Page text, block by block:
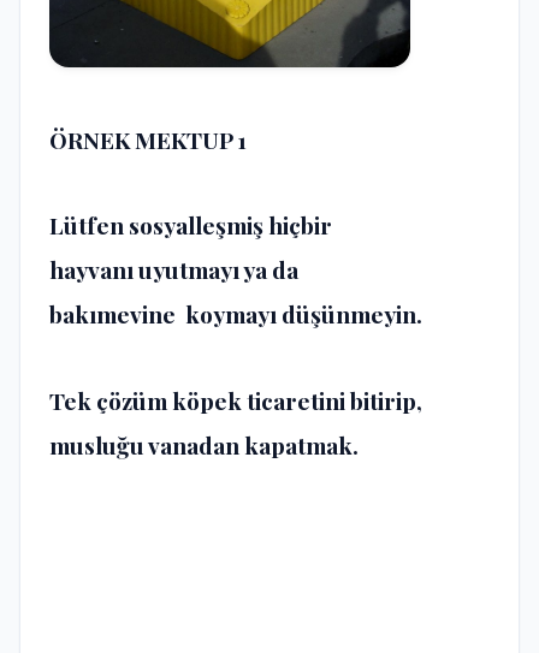
ÖRNEK MEKTUP 1
Lütfen sosyalleşmiş hiçbir
hayvanı uyutmayı ya da
bakımevine koymayı düşünmeyin.
Tek çözüm köpek ticaretini bitirip,
musluğu vanadan kapatmak.